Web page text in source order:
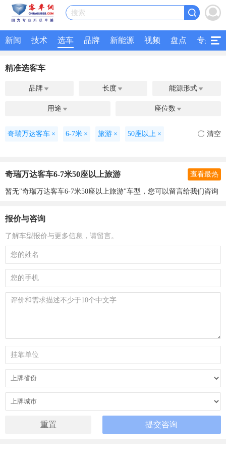
搜索
新闻 技术 选车 品牌 新能源 视频 盘点 专题
精准选客车
品牌  长度  能源形式 
用途  座位数 
奇瑞万达客车 × 6-7米 × 旅游 × 50座以上 × 清空
奇瑞万达客车6-7米50座以上旅游 查看最热
暂无"奇瑞万达客车6-7米50座以上旅游"车型，您可以留言给我们咨询
报价与咨询
了解车型报价与更多信息，请留言。